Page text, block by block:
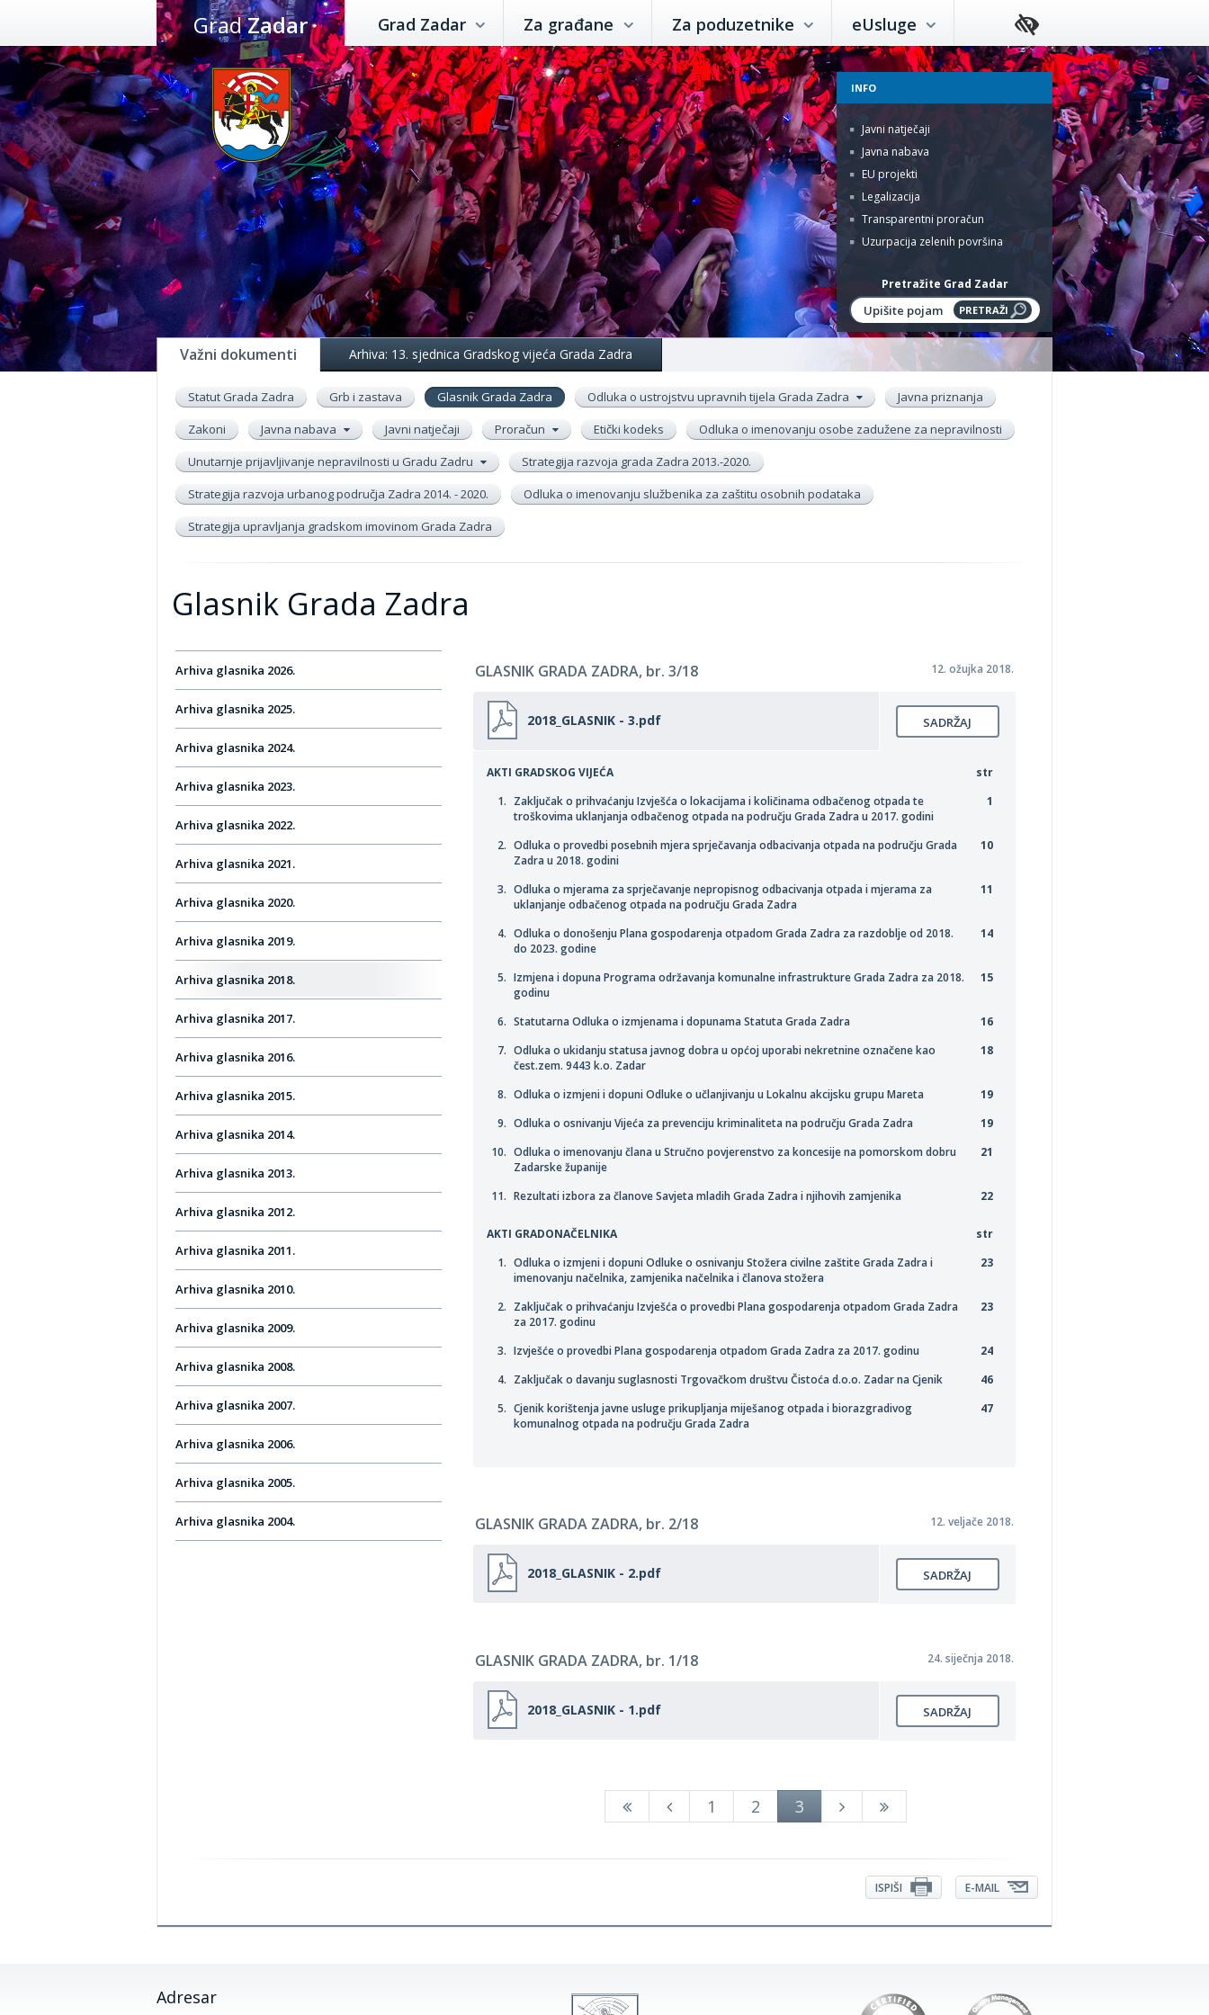
Preskoči
na
sadržaj
GradZadar Grad Zadar Za građane Za poduzetnike eUsluge
INFO
Javni natječaji
Javna nabava
EU projekti
Legalizacija
Transparentni proračun
Uzurpacija zelenih površina
Pretražite Grad Zadar
Važni dokumenti Arhiva: 13. sjednica Gradskog vijeća Grada Zadra
Statut Grada Zadra Grb i zastava Glasnik Grada Zadra Odluka o ustrojstvu upravnih tijela Grada Zadra
Javna priznanja
Zakoni
Javna nabava Javni natječaji Proračun Etički kodeks
Odluka o imenovanju osobe zadužene za nepravilnosti
Unutarnje prijavljivanje nepravilnosti u Gradu Zadru
Strategija razvoja grada Zadra 2013.-2020.
Strategija razvoja urbanog područja Zadra 2014. - 2020.
Odluka o imenovanju službenika za zaštitu osobnih podataka
Strategija upravljanja gradskom imovinom Grada Zadra
Glasnik Grada Zadra
Arhiva glasnika 2026.
Arhiva glasnika 2025.
Arhiva glasnika 2024.
Arhiva glasnika 2023.
Arhiva glasnika 2022.
Arhiva glasnika 2021.
Arhiva glasnika 2020.
Arhiva glasnika 2019.
Arhiva glasnika 2018.
Arhiva glasnika 2017.
Arhiva glasnika 2016.
Arhiva glasnika 2015.
Arhiva glasnika 2014.
Arhiva glasnika 2013.
Arhiva glasnika 2012.
Arhiva glasnika 2011.
Arhiva glasnika 2010.
Arhiva glasnika 2009.
Arhiva glasnika 2008.
Arhiva glasnika 2007.
Arhiva glasnika 2006.
Arhiva glasnika 2005.
Arhiva glasnika 2004.
GLASNIK GRADA ZADRA, br. 3/18 12. ožujka 2018.
2018_GLASNIK - 3.pdf SADRŽAJ
AKTI GRADSKOG VIJEĆA
str
1
Zaključak o prihvaćanju Izvješća o lokacijama i količinama odbačenog otpada te
troškovima uklanjanja odbačenog otpada na području Grada Zadra u 2017. godini
10
Odluka o provedbi posebnih mjera sprječavanja odbacivanja otpada na području Grada
Zadra u 2018. godini
11
Odluka o mjerama za sprječavanje nepropisnog odbacivanja otpada i mjerama za
uklanjanje odbačenog otpada na području Grada Zadra
14
Odluka o donošenju Plana gospodarenja otpadom Grada Zadra za razdoblje od 2018.
do 2023. godine
15
Izmjena i dopuna Programa održavanja komunalne infrastrukture Grada Zadra za 2018.
godinu
16
Statutarna Odluka o izmjenama i dopunama Statuta Grada Zadra
18
Odluka o ukidanju statusa javnog dobra u općoj uporabi nekretnine označene kao
čest.zem. 9443 k.o. Zadar
19
Odluka o izmjeni i dopuni Odluke o učlanjivanju u Lokalnu akcijsku grupu Mareta
19
Odluka o osnivanju Vijeća za prevenciju kriminaliteta na području Grada Zadra
21
Odluka o imenovanju člana u Stručno povjerenstvo za koncesije na pomorskom dobru
Zadarske županije
22
Rezultati izbora za članove Savjeta mladih Grada Zadra i njihovih zamjenika
AKTI GRADONAČELNIKA
str
23
Odluka o izmjeni i dopuni Odluke o osnivanju Stožera civilne zaštite Grada Zadra i
imenovanju načelnika, zamjenika načelnika i članova stožera
23
Zaključak o prihvaćanju Izvješća o provedbi Plana gospodarenja otpadom Grada Zadra
za 2017. godinu
24
Izvješće o provedbi Plana gospodarenja otpadom Grada Zadra za 2017. godinu
46
Zaključak o davanju suglasnosti Trgovačkom društvu Čistoća d.o.o. Zadar na Cjenik
47
Cjenik korištenja javne usluge prikupljanja miješanog otpada i biorazgradivog
komunalnog otpada na području Grada Zadra
GLASNIK GRADA ZADRA, br. 2/18 12. veljače 2018.
2018_GLASNIK - 2.pdf SADRŽAJ
GLASNIK GRADA ZADRA, br. 1/18 24. siječnja 2018.
2018_GLASNIK - 1.pdf SADRŽAJ
1 2 3
E-MAIL
ISPIŠI
Adresar